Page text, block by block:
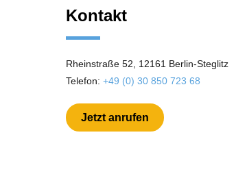
Kontakt
Rheinstraße 52, 12161 Berlin-Steglitz
Telefon: +49 (0) 30 850 723 68
Jetzt anrufen